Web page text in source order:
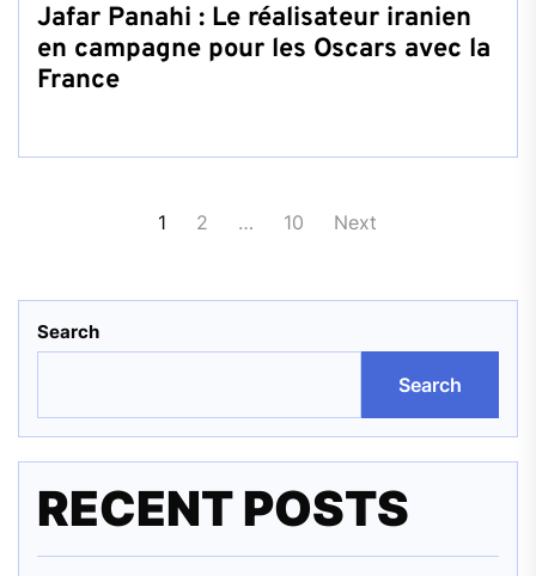
Jafar Panahi : Le réalisateur iranien
en campagne pour les Oscars avec la
France
1 2 … 10 Next
Search
Search
RECENT POSTS